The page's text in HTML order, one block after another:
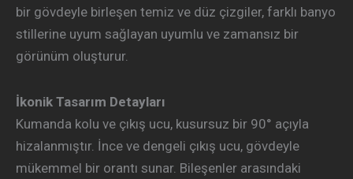
bir gövdeyle birleşen temiz ve düz çizgiler, farklı banyo
stillerine uyum sağlayan uyumlu ve zamansız bir
görünüm oluşturur.
İkonik Tasarım Detayları
Kumanda kolu ve çıkış ucu, kusursuz bir 90° açıyla
hizalanmıştır. İnce ve dengeli çıkış ucu, gövdeyle
mükemmel bir orantı sunar. Bileşenler arasındaki